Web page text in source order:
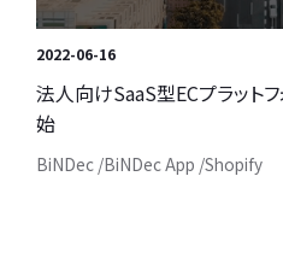
2022-06-16
法人向けSaaS型ECプラット
始
BiNDec BiNDec App Shopify